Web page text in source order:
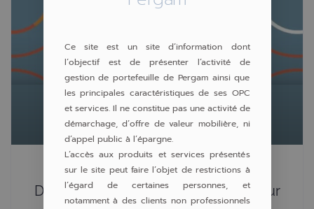
Entretien Avec Aymeric Diday –
Directeur De La Gestion Pergam, Pour
Ce site est un site d’information dont
l’objectif est de présenter l’activité de
gestion de portefeuille de Pergam ainsi que
les principales caractéristiques de ses OPC
et services. Il ne constitue pas une activité de
démarchage, d’offre de valeur mobilière, ni
d’appel public à l’épargne.
L’accès aux produits et services présentés
sur le site peut faire l’objet de restrictions à
l’égard de certaines personnes, et
notamment à des clients non professionnels